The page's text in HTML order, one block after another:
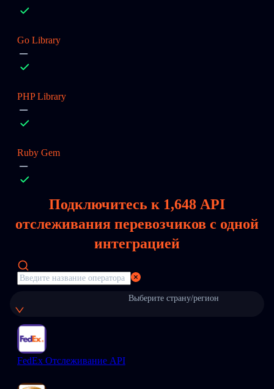
Go Library
PHP Library
Ruby Gem
Подключитесь к 1,648 API
отслеживания перевозчиков с одной
интеграцией
Выберите страну/регион
FedEx Отслеживание API